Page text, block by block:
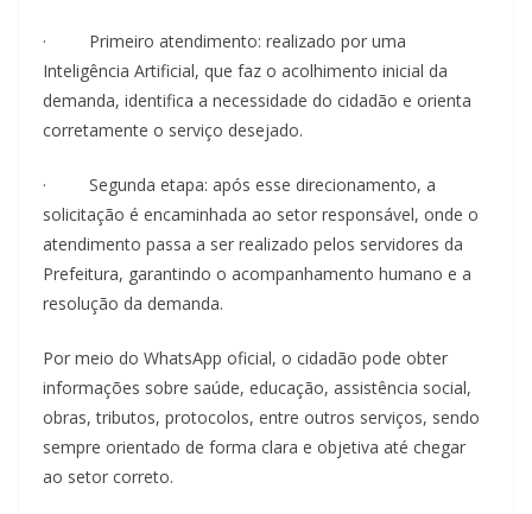
· Primeiro atendimento: realizado por uma
Inteligência Artificial, que faz o acolhimento inicial da
demanda, identifica a necessidade do cidadão e orienta
corretamente o serviço desejado.
· Segunda etapa: após esse direcionamento, a
solicitação é encaminhada ao setor responsável, onde o
atendimento passa a ser realizado pelos servidores da
Prefeitura, garantindo o acompanhamento humano e a
resolução da demanda.
Por meio do WhatsApp oficial, o cidadão pode obter
informações sobre saúde, educação, assistência social,
obras, tributos, protocolos, entre outros serviços, sendo
sempre orientado de forma clara e objetiva até chegar
ao setor correto.